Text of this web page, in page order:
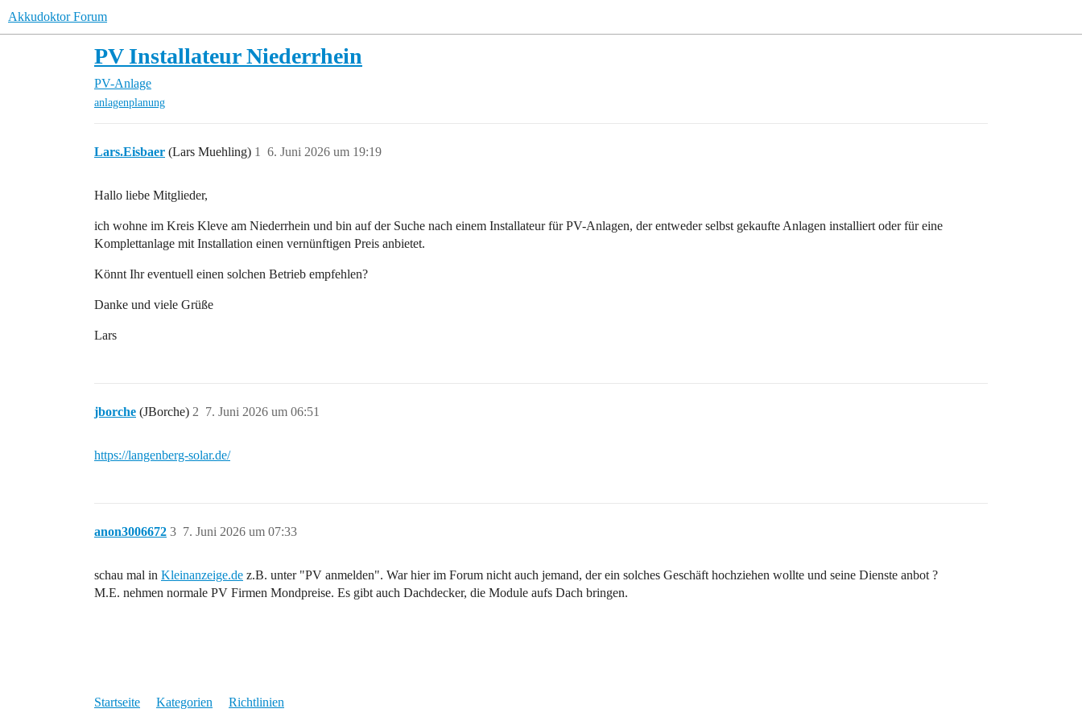
Akkudoktor Forum
PV Installateur Niederrhein
PV-Anlage
anlagenplanung
Lars.Eisbaer (Lars Muehling) 6. Juni 2026 um 19:19
1
Hallo liebe Mitglieder,
ich wohne im Kreis Kleve am Niederrhein und bin auf der Suche nach einem Installateur für PV-Anlagen, der entweder selbst gekaufte Anlagen installiert oder für eine
Komplettanlage mit Installation einen vernünftigen Preis anbietet.
Könnt Ihr eventuell einen solchen Betrieb empfehlen?
Danke und viele Grüße
Lars
jborche (JBorche) 7. Juni 2026 um 06:51
2
https://langenberg-solar.de/
anon3006672 7. Juni 2026 um 07:33
3
schau mal in Kleinanzeige.de z.B. unter "PV anmelden". War hier im Forum nicht auch jemand, der ein solches Geschäft hochziehen wollte und seine Dienste anbot ?
M.E. nehmen normale PV Firmen Mondpreise. Es gibt auch Dachdecker, die Module aufs Dach bringen.
Startseite Kategorien Richtlinien